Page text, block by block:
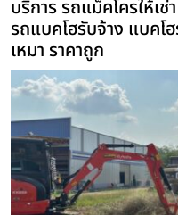
บริการ รถแม็คโครให้เช่า
รถแบคโฮรับจ้าง แบคโ
เหมา ราคาถูก